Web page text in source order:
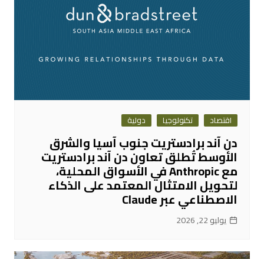
اقتصاد تكنولوجيا دولية
دن آند برادستريت جنوب آسيا والشرق
الأوسط تُطلق تعاون دن آند برادستريت
مع Anthropic في الأسواق المحلية،
لتحويل الامتثال المعتمد على الذكاء
الاصطناعي عبر Claude
يوليو 22, 2026